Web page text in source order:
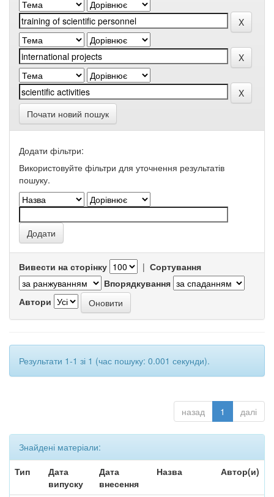
Почати новий пошук
Додати фільтри:
Використовуйте фільтри для уточнення результатів
пошуку.
Вивести на сторінку | Сортування
Впорядкування
Автори
Результати 1-1 зі 1 (час пошуку: 0.001 секунди).
назад 1 далі
Знайдені матеріали:
Тип
Дата
випуску
Дата
внесення
Назва Автор(и)